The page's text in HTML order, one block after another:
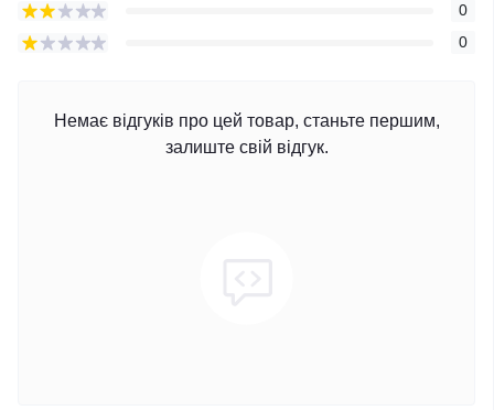
0
0
Немає відгуків про цей товар, станьте першим,
залиште свій відгук.